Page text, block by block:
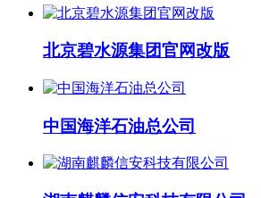
北京碧水源集团官网改版
中国海洋石油总公司